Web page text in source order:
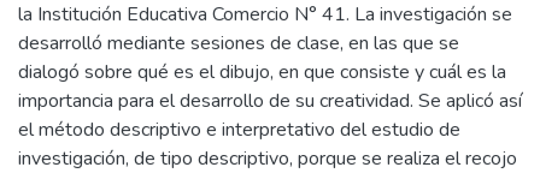
la Institución Educativa Comercio N° 41. La investigación se
desarrolló mediante sesiones de clase, en las que se
dialogó sobre qué es el dibujo, en que consiste y cuál es la
importancia para el desarrollo de su creatividad. Se aplicó así
el método descriptivo e interpretativo del estudio de
investigación, de tipo descriptivo, porque se realiza el recojo